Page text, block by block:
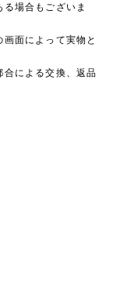
場合もございま
面によって実物と
合による交換、返品